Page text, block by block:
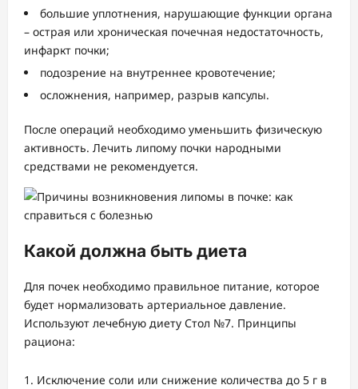
большие уплотнения, нарушающие функции органа
– острая или хроническая почечная недостаточность,
инфаркт почки;
подозрение на внутреннее кровотечение;
осложнения, например, разрыв капсулы.
После операций необходимо уменьшить физическую
активность. Лечить липому почки народными
средствами не рекомендуется.
Какой должна быть диета
Для почек необходимо правильное питание, которое
будет нормализовать артериальное давление.
Используют лечебную диету Стол №7. Принципы
рациона:
Исключение соли или снижение количества до 5 г в